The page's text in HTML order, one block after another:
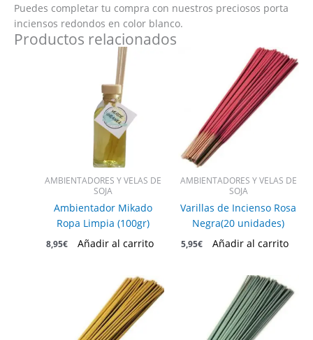
Puedes completar tu compra con nuestros preciosos porta
inciensos redondos en color blanco.
Productos relacionados
AMBIENTADORES Y VELAS DE
SOJA
Ambientador Mikado
Ropa Limpia (100gr)
8,95€ Añadir al carrito
AMBIENTADORES Y VELAS DE
SOJA
Varillas de Incienso Rosa
Negra(20 unidades)
5,95€ Añadir al carrito